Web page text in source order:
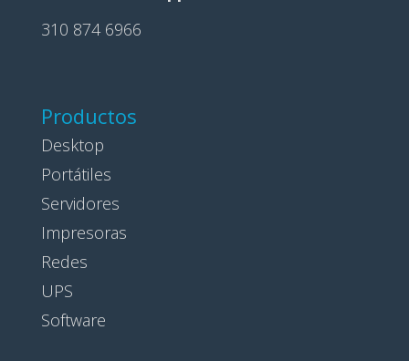
310 874 6966
Productos
Desktop
Portátiles
Servidores
Impresoras
Redes
UPS
Software